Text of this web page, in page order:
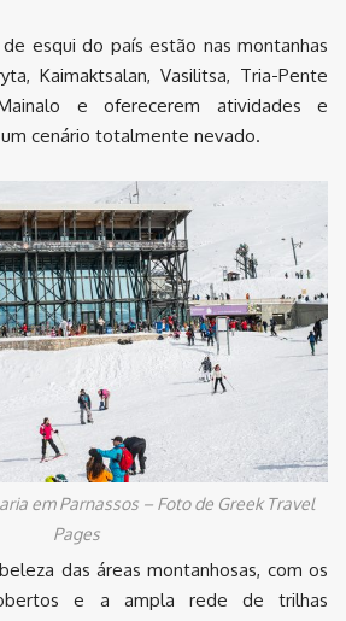
esqui do país estão nas montanhas
Kaimaktsalan, Vasilitsa, Tria-Pente
e oferecerem atividades e
cenário totalmente nevado.
em Parnassos – Foto de Greek Travel
Pages
das áreas montanhosas, com os
e a ampla rede de trilhas